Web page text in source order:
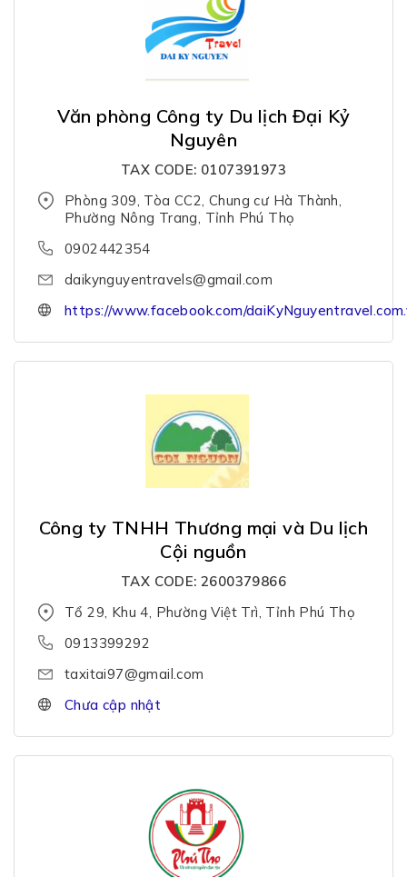
Văn phòng Công ty Du lịch Đại Kỷ
Nguyên
TAX CODE: 0107391973
Phòng 309, Tòa CC2, Chung cư Hà Thành,
Phường Nông Trang, Tỉnh Phú Thọ
0902442354
daikynguyentravels@gmail.com
https://www.facebook.com/
Công ty TNHH Thương mại và Du lịch
Cội nguồn
TAX CODE: 2600379866
Tổ 29, Khu 4, Phường Việt Trì, Tỉnh Phú Thọ
0913399292
taxitai97@gmail.com
Chưa cập nhật